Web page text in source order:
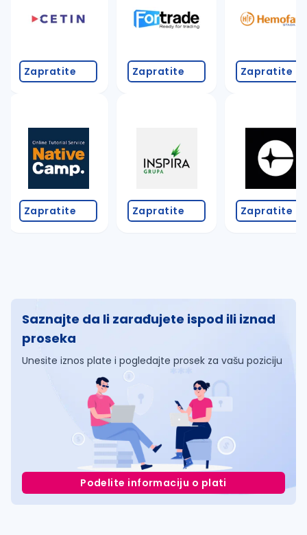
Zapratite
Zapratite
Zapratite
Zapratite
Zapratite
Zapratite
Saznajte da li zarađujete ispod ili iznad
proseka
Unesite iznos plate i pogledajte prosek za vašu poziciju
Podelite informaciju o plati